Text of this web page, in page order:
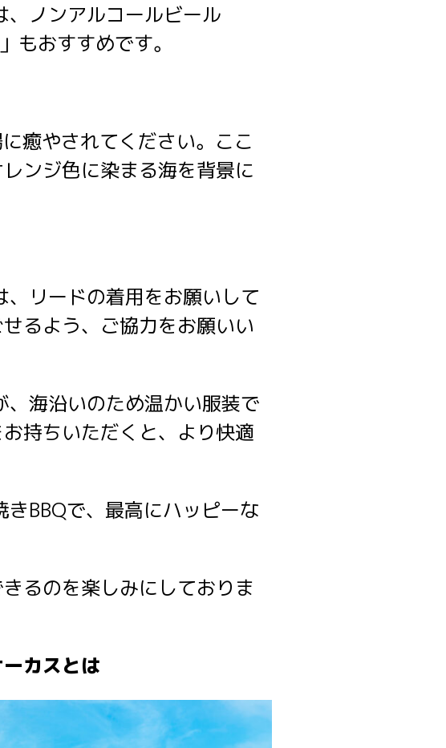
ノンアルコールビール
もおすすめです。
癒やされてください。ここ
ンジ色に染まる海を背景に
リードの着用をお願いして
るよう、ご協力をお願いい
海沿いのため温かい服装で
持ちいただくと、より快適
BBQで、最高にハッピーな
るのを楽しみにしておりま
は